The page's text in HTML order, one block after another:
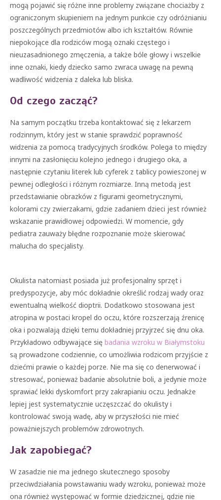
mogą pojawić się różne inne problemy związane chociażby z
ograniczonym skupieniem na jednym punkcie czy odróżnianiu
poszczególnych przedmiotów albo ich kształtów. Równie
niepokojące dla rodziców mogą oznaki częstego i
nieuzasadnionego zmęczenia, a także bóle głowy i wszelkie
inne oznaki, kiedy dziecko samo zwraca uwagę na pewną
wadliwość widzenia z daleka lub bliska.
Od czego zacząć?
Na samym początku trzeba kontaktować się z lekarzem
rodzinnym, który jest w stanie sprawdzić poprawność
widzenia za pomocą tradycyjnych środków. Polega to między
innymi na zasłonięciu kolejno jednego i drugiego oka, a
następnie czytaniu literek lub cyferek z tablicy powieszonej w
pewnej odległości i różnym rozmiarze. Inną metodą jest
przedstawianie obrazków z figurami geometrycznymi,
kolorami czy zwierzakami, gdzie zadaniem dzieci jest również
wskazanie prawidłowej odpowiedzi. W momencie, gdy
pediatra zauważy błędne rozpoznanie może skierować
malucha do specjalisty.
Okulista natomiast posiada już profesjonalny sprzęt i
predyspozycje, aby móc dokładnie określić rodzaj wady oraz
ewentualną wielkość dioptrii. Dodatkowo stosowana jest
atropina w postaci kropel do oczu, które rozszerzają źrenicę
oka i pozwalają dzięki temu dokładniej przyjrzeć się dnu oka.
Przykładowo odbywające się badania wzroku w Białymstoku
są prowadzone codziennie, co umożliwia rodzicom przyjście z
dziećmi prawie o każdej porze. Nie ma się co denerwować i
stresować, ponieważ badanie absolutnie boli, a jedynie może
sprawiać lekki dyskomfort przy zakrapianiu oczu. Jednakże
lepiej jest systematycznie uczęszczać do okulisty i
kontrolować swoją wadę, aby w przyszłości nie mieć
poważniejszych problemów zdrowotnych.
Jak zapobiegać?
W zasadzie nie ma jednego skutecznego sposoby
przeciwdziałania powstawaniu wady wzroku, ponieważ może
ona również występować w formie dziedzicznej, gdzie nie